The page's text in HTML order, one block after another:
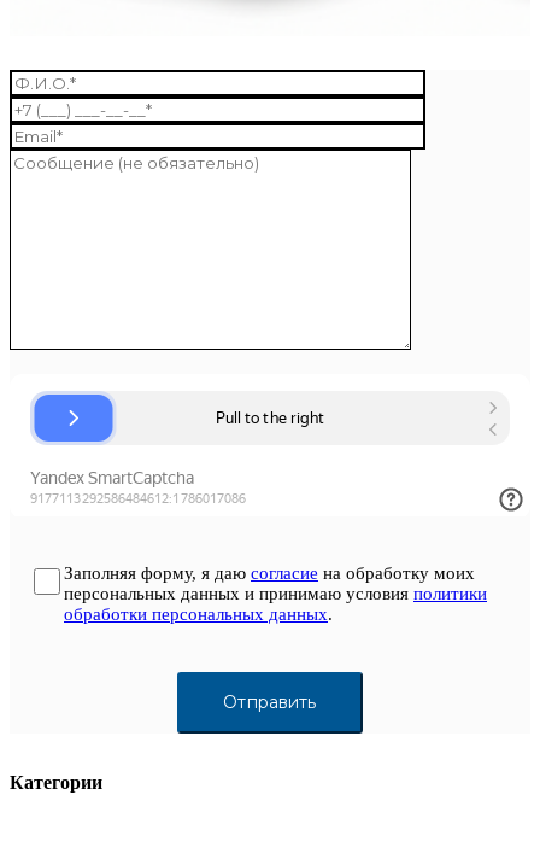
Заполняя форму, я даю согласие на обработку моих
персональных данных и принимаю условия политики
обработки персональных данных.
Категории